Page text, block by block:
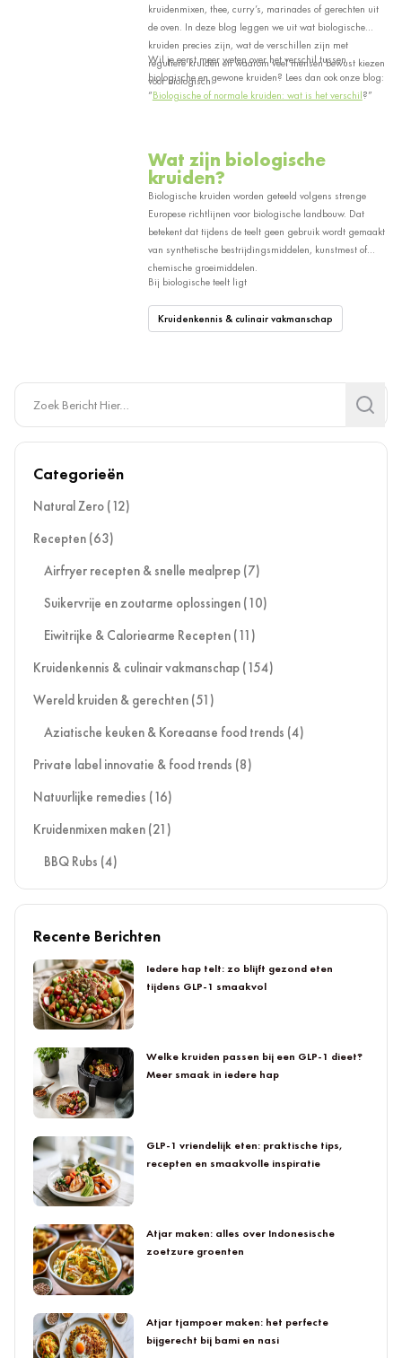
kruidenmixen, thee, curry’s, marinades of gerechten uit
de oven. In deze blog leggen we uit wat biologische
kruiden precies zijn, wat de verschillen zijn met
reguliere kruiden en waarom veel mensen bewust kiezen
voor biologisch.
Wil je eerst meer weten over het verschil tussen
biologische en gewone kruiden? Lees dan ook onze blog:
“Biologische of normale kruiden: wat is het verschil?”
Wat zijn biologische
kruiden?
Biologische kruiden worden geteeld volgens strenge
Europese richtlijnen voor biologische landbouw. Dat
betekent dat tijdens de teelt geen gebruik wordt gemaakt
van synthetische bestrijdingsmiddelen, kunstmest of
chemische groeimiddelen.
Bij biologische teelt ligt
Kruidenkennis & culinair vakmanschap
Search
Search
Categorieën
Natural Zero (12)
Recepten (63)
Airfryer recepten & snelle mealprep (7)
Suikervrije en zoutarme oplossingen (10)
Eiwitrijke & Caloriearme Recepten (11)
Kruidenkennis & culinair vakmanschap (154)
Wereld kruiden & gerechten (51)
Aziatische keuken & Koreaanse food trends (4)
Private label innovatie & food trends (8)
Natuurlijke remedies (16)
Kruidenmixen maken (21)
BBQ Rubs (4)
Recente Berichten
Iedere hap telt: zo blijft gezond eten
tijdens GLP-1 smaakvol
Welke kruiden passen bij een GLP-1 dieet?
Meer smaak in iedere hap
GLP-1 vriendelijk eten: praktische tips,
recepten en smaakvolle inspiratie
Atjar maken: alles over Indonesische
zoetzure groenten
Atjar tjampoer maken: het perfecte
bijgerecht bij bami en nasi